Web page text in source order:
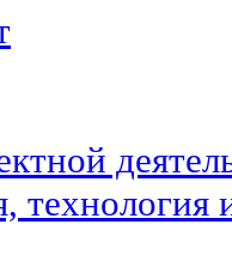
технология